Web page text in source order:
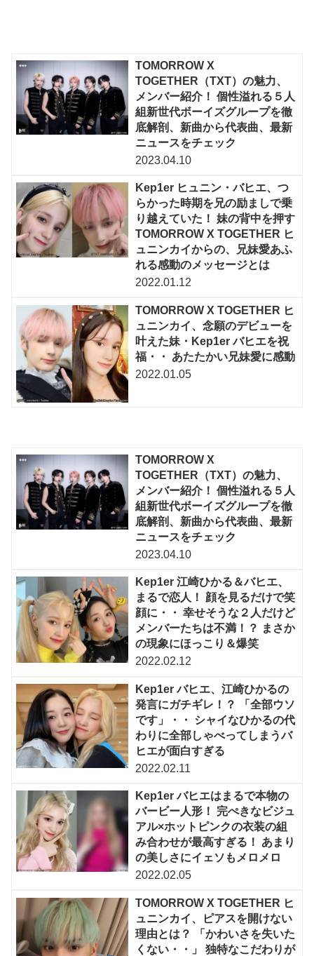
TOMORROW X
TOGETHER（TXT）の魅力、
メンバー紹介！ 個性溢れる５人
組新世代ボーイズグループを徹
底解剖、新曲から代表曲、最新
ニュースをチェック
2023.04.10
Kep1er ヒュニン・バヒエ、つ
らかった時期を兄の励ましで乗
り越えていた！ 妹の背中を押す
TOMORROW X TOGETHER ヒ
ュニンカイからの、兄妹愛あふ
れる感動のメッセージとは
2022.01.12
TOMORROW X TOGETHER ヒ
ュニンカイ、念願のデビューを
叶えた妹・Kep1er バヒエを祝
福・・ あたたかい兄妹愛に感動
2022.01.05
TOMORROW X
TOGETHER（TXT）の魅力、
メンバー紹介！ 個性溢れる５人
組新世代ボーイズグループを徹
底解剖、新曲から代表曲、最新
ニュースをチェック
2023.04.10
Kep1er 江崎ひかる＆バヒエ、
まるで恋人！ 顔を見るだけで笑
顔に・・ 幸せそうな２人だけど
メンバーたちは不満！？ まさか
の現象にほっこり＆爆笑
2022.02.12
Kep1er バヒエ、江崎ひかるの
発言にガチギレ！？ 「全部ウソ
です」・・ シャイなひかるの代
わりに全部しゃべってしまうバ
ヒエが面白すぎる
2022.02.11
Kep1er バヒエはまるで本物の
バービー人形！ 完ぺきなビジュ
アル×ホットピンクの衣装の組
み合わせが最高すぎる！ あまり
の美しさにイェソもメロメロ
2022.02.05
TOMORROW X TOGETHER ヒ
ュニンカイ、ピアスを開けない
理由とは？ 「かわいさを失いた
くない・・」 独特なこだわりが